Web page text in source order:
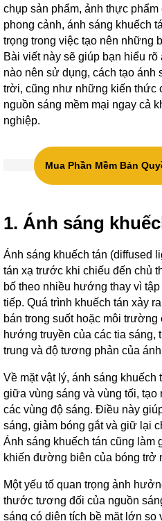
chụp sản phẩm, ảnh thực
phong cảnh, ánh sáng khuếch
trọng trong việc tạo nên những
Bài viết này sẽ giúp bạn hiểu
nào nên sử dụng, cách tạo ánh
trời, cũng như những kiến thức
nguồn sáng mềm mại ngay cả
nghiệp.
Mua Phần Mềm Bản
1. Ánh sáng
Ánh sáng khuếch tán (diffused
tán xạ trước khi chiếu đến chủ
bố theo nhiều hướng thay vì
tiếp. Quá trình khuếch tán xảy
bán trong suốt hoặc môi trường
hướng truyền của các tia
trung và độ tương phản của
Về mặt vật lý, ánh sáng khuếch
giữa vùng sáng và vùng tối,
các vùng độ sáng. Điều này
sáng, giảm bóng gắt và giữ lại
Ánh sáng khuếch tán cũng làm
khiến đường biên của bóng trở
Một yếu tố quan trọng ảnh
thước tương đối của nguồn
sáng có diện tích bề mặt lớn